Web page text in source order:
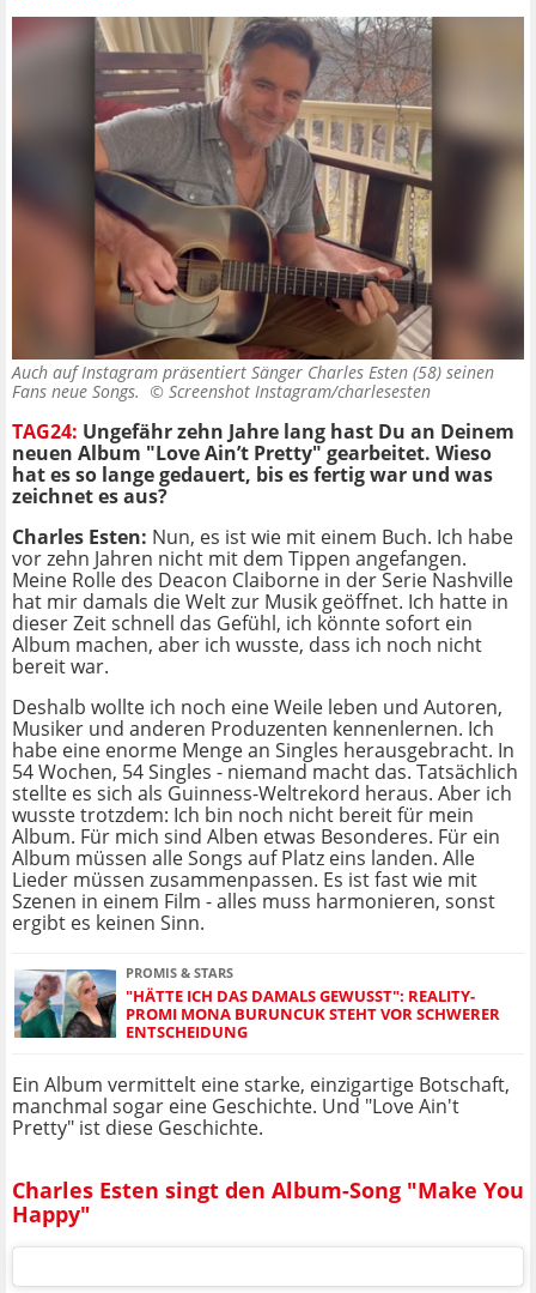
Auch auf Instagram präsentiert Sänger Charles Esten (58) seinen
Fans neue Songs. © Screenshot Instagram/charlesesten
TAG24: Ungefähr zehn Jahre lang hast Du an Deinem
neuen Album "Love Ain’t Pretty" gearbeitet. Wieso
hat es so lange gedauert, bis es fertig war und was
zeichnet es aus?
Charles Esten: Nun, es ist wie mit einem Buch. Ich habe
vor zehn Jahren nicht mit dem Tippen angefangen.
Meine Rolle des Deacon Claiborne in der Serie Nashville
hat mir damals die Welt zur Musik geöffnet. Ich hatte in
dieser Zeit schnell das Gefühl, ich könnte sofort ein
Album machen, aber ich wusste, dass ich noch nicht
bereit war.
Deshalb wollte ich noch eine Weile leben und Autoren,
Musiker und anderen Produzenten kennenlernen. Ich
habe eine enorme Menge an Singles herausgebracht. In
54 Wochen, 54 Singles - niemand macht das. Tatsächlich
stellte es sich als Guinness-Weltrekord heraus. Aber ich
wusste trotzdem: Ich bin noch nicht bereit für mein
Album. Für mich sind Alben etwas Besonderes. Für ein
Album müssen alle Songs auf Platz eins landen. Alle
Lieder müssen zusammenpassen. Es ist fast wie mit
Szenen in einem Film - alles muss harmonieren, sonst
ergibt es keinen Sinn.
PROMIS & STARS
"HÄTTE ICH DAS DAMALS GEWUSST": REALITY-
PROMI MONA BURUNCUK STEHT VOR SCHWERER
ENTSCHEIDUNG
Ein Album vermittelt eine starke, einzigartige Botschaft,
manchmal sogar eine Geschichte. Und "Love Ain't
Pretty" ist diese Geschichte.
Charles Esten singt den Album-Song "Make You
Happy"